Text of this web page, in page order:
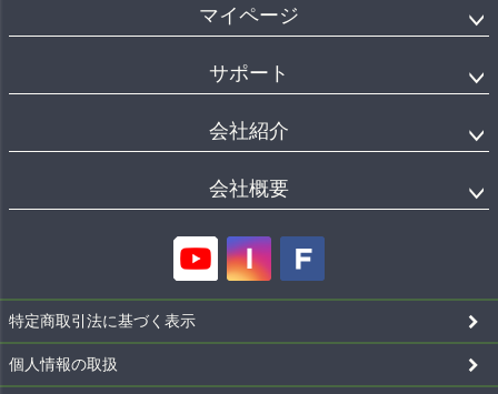
マイページ
サポート
会社紹介
会社概要
特定商取引法に基づく表示
個人情報の取扱